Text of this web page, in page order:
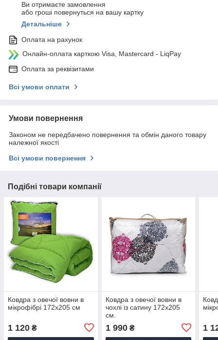
Ви отримаєте замовлення
або гроші повернуться на вашу картку
Детальніше
Оплата на рахунок
Онлайн-оплата карткою Visa, Mastercard - LiqPay
Оплата за реквізитами
Всі умови оплати
Умови повернення
Законом не передбачено повернення та обмін даного товару
належної якості
Всі умови повернення
Подібні товари компанії
Ковдра з овечої вовни в
мікрофібрі 172x205 см
1 120 ₴
Ковдра з овечої вовни в
чохлі із сатину 172x205
см.
1 990₴ 1